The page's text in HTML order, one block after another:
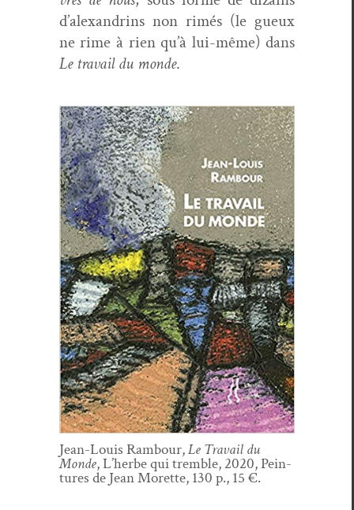
d’alexandrins non rimés (le gueux
ne rime à rien qu’à lui-même) dans
Le tra­vail du monde.
Jean-Louis Ram­bour,Le Tra­vail du
Monde, L’herbe qui trem­ble, 2020, Pein­
tures de Jean Morette, 130 p., 15 €.